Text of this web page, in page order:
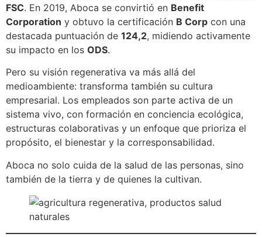
FSC. En 2019, Aboca se convirtió en Benefit
Corporation y obtuvo la certificación B Corp con una
destacada puntuación de 124,2, midiendo activamente
su impacto en los ODS.
Pero su visión regenerativa va más allá del
medioambiente: transforma también su cultura
empresarial. Los empleados son parte activa de un
sistema vivo, con formación en conciencia ecológica,
estructuras colaborativas y un enfoque que prioriza el
propósito, el bienestar y la corresponsabilidad.
Aboca no solo cuida de la salud de las personas, sino
también de la tierra y de quienes la cultivan.